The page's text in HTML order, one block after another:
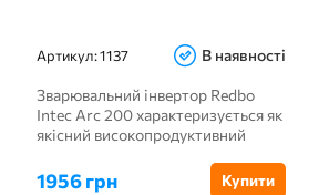
Артикул:1137 В наявності
Зварювальний інвертор Redbo
Intec Arc 200 характеризується як
якісний високопродуктивний
1956 грн Купити